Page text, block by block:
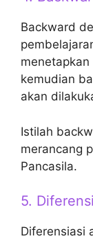
Backward
kemudian
akan
Istilah
merancang
Pancasila.
5.
Diferensiasi